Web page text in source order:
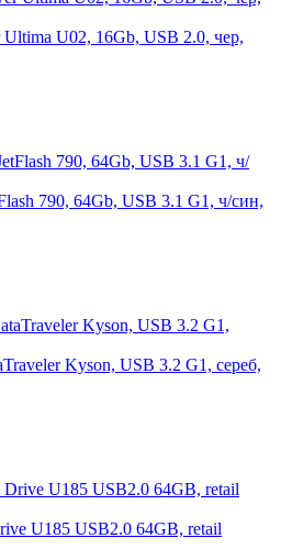
U02, 16Gb, USB 2.0, чер,
790, 64Gb, USB 3.1 G1, ч/син,
Kyson, USB 3.2 G1, сереб,
U185 USB2.0 64GB, retail